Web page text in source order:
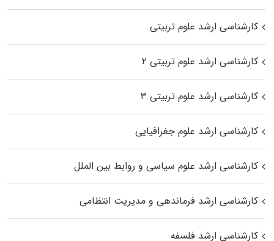
کارشناسی ارشد علوم تربیتی
کارشناسی ارشد علوم تربیتی ۲
کارشناسی ارشد علوم تربیتی ۳
کارشناسی ارشد علوم جغرافیایی
کارشناسی ارشد علوم سیاسی و روابط بین الملل
کارشناسی ارشد فرماندهی و مدیریت انتظامی
کارشناسی ارشد فلسفه